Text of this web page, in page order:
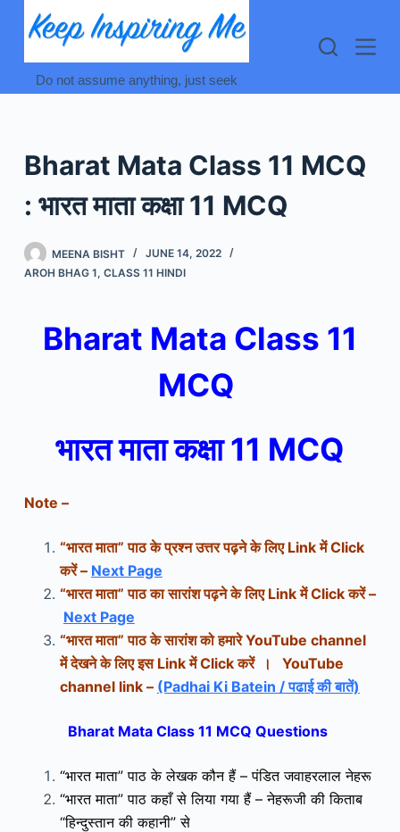
Do not assume anything, just seek
Bharat Mata Class 11 MCQ
: भारत माता कक्षा 11 MCQ
MEENA BISHT
JUNE 14, 2022
AROH BHAG 1, CLASS 11 HINDI
Bharat Mata Class 11
MCQ
भारत माता कक्षा 11 MCQ
Note –
“भारत माता” पाठ के प्रश्न उत्तर पढ़ने के लिए Link में Click
करें – Next Page
“भारत माता” पाठ का सारांश पढ़ने के लिए Link में Click करें –
Next Page
“भारत माता” पाठ के सारांशको हमारे YouTube channel
में देखने के लिए इस Link में Click करें । YouTube
channel link – (Padhai Ki Batein / पढाई की बातें)
Bharat Mata Class 11 MCQ Questions
“भारत माता” पाठ के लेखक कौन हैं – पंडित जवाहरलाल नेहरू
“भारत माता” पाठ कहाँ से लिया गया हैं – नेहरूजी की किताब
“हिन्दुस्तान की कहानी” से